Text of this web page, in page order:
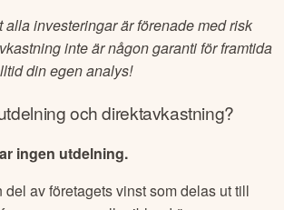
alla investeringar är förenade med risk
inte är någon garanti för framtida
din egen analys!
och direktavkastning?
ingen utdelning.
av företagets vinst som delas ut till